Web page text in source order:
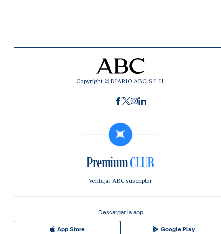
Copyright © DIARIO ABC, S.L.U.
Ventajas ABC suscriptor
Descargar la app
App Store Google Play